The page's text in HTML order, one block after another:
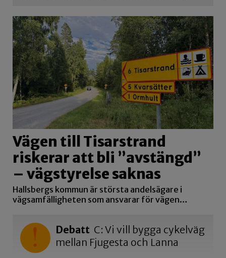
Vägen till Tisarstrand
riskerar att bli ”avstängd”
– vägstyrelse saknas
Hallsbergs kommun är största andelsägare i
vägsamfälligheten som ansvarar för vägen…
Debatt C: Vi vill bygga cykelväg
mellan Fjugesta och Lanna